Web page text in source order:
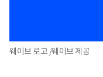
웨이브 로고 /웨이브 제공